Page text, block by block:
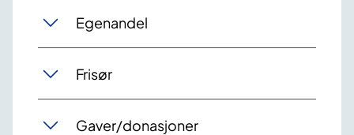
Egenandel
Frisør
Gaver/donasjoner